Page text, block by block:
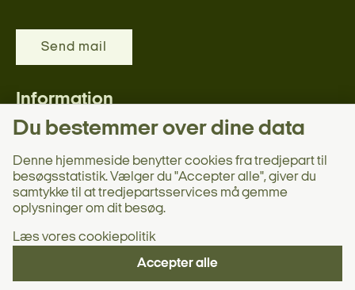
Send mail
Information
Persondata
Digital post
Nyttige links
Webtilgængelighedserklæring
Du bestemmer over dine data
Denne hjemmeside benytter cookies fra tredjepart til
besøgsstatistik. Vælger du "Accepter alle", giver du
samtykke til at tredjepartsservices må gemme
oplysninger om dit besøg.
Læs vores cookiepolitik
Accepter alle